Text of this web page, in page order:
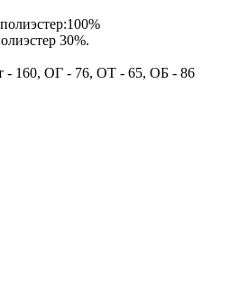
30%.
- 160, ОГ - 76, ОТ - 65, ОБ - 86